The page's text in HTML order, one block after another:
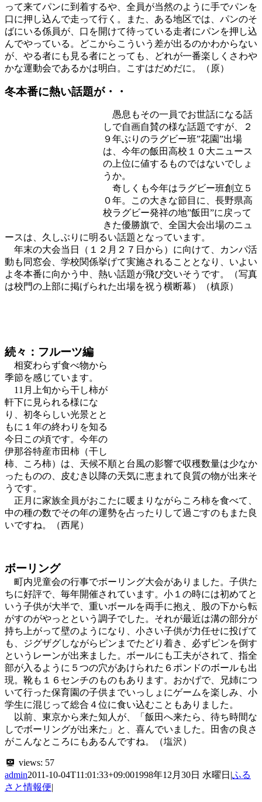
って来てパンに到着するや、全員が当然のように手でパンを
口に押し込んで走って行く。また、ある地区では、パンのそ
ばにいる係員が、口を開けて待っている走者にパンを押し込
んでやっている。どこからこういう差が出るのかわからない
が、やる者にも見る者にとっても、どれが一番楽しくさわや
かな運動会であるかは明白。こすはだめだに。（原）
冬本番に熱い話題が・・
愚息もその一員でお世話になる話
しで自画自賛の様な話題ですが、２
９年ぶりのラグビー班”花園”出場
は、今年の飯田高校１０大ニュース
の上位に値するものではないでしょ
うか。
奇しくも今年はラグビー班創立５
０年。この大きな節目に、長野県高
校ラグビー発祥の地”飯田”に戻って
きた優勝旗で、全国大会出場のニュ
ースは、久しぶりに明るい話題となっています。
年末の大会当日（１２月２７日から）に向けて、カンパ活
動も同窓会、学校関係挙げて実施されることとなり、いよい
よ冬本番に向かう中、熱い話題が飛び交いそうです。（写真
は校門の上部に掲げられた出場を祝う横断幕）（槙原）
続々：フルーツ編
相変わらず食べ物から
季節を感じています。
11月上旬から干し柿が
軒下に見られる様にな
り、初冬らしい光景とと
もに１年の終わりを知る
今日この頃です。今年の
伊那谷特産市田柿（干し
柿、ころ柿）は、天候不順と台風の影響で収穫数量は少なか
ったものの、皮むき以降の天気に恵まれて良質の物が出来そ
うです。
正月に家族全員がおこたに暖まりながらころ柿を食べて、
中の種の数でその年の運勢を占ったりして過ごすのもまた良
いですね。（西尾）
ボーリング
町内児童会の行事でボーリング大会がありました。子供た
ちに好評で、毎年開催されています。小１の時には初めてと
いう子供が大半で、重いボールを両手に抱え、股の下から転
がすのがやっとという調子でした。それが最近は溝の部分が
持ち上がって壁のようになり、小さい子供が力任せに投げて
も、ジグザグしながらピンまでたどり着き、必ずピンを倒す
というレーンが出来ました。ボールにも工夫がされて、指全
部が入るように５つの穴があけられた６ポンドのボールも出
現。靴も１６センチのものもあります。おかげで、兄姉につ
いて行った保育園の子供までいっしょにゲームを楽しみ、小
学生に混じって総合４位に食い込むこともありました。
以前、東京から来た知人が、「飯田へ来たら、待ち時間な
しでボーリングが出来た」と、喜んでいました。田舎の良さ
がこんなところにもあるんですね。（塩沢）
views: 57
admin2011-10-04T11:01:33+09:001998年12月30日 水曜日 |ふる
さと情報便|